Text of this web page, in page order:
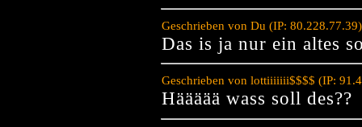
Geschrieben von Du (IP:
Das is ja nur ein altes
Geschrieben von lottiiiiiii$$$$ (IP:
Häääää wass soll des??